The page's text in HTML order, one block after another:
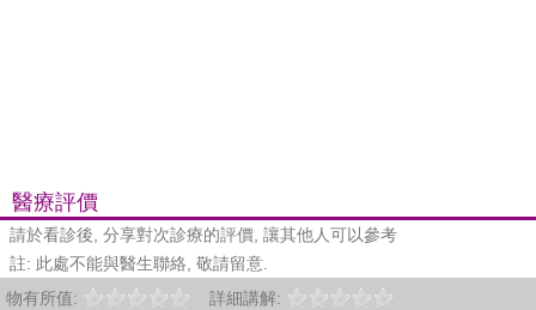
醫療評價
請於看診後, 分享對次診療的評價, 讓其他人可以參考
註: 此處不能與醫生聯絡, 敬請留意.
物有所值:
詳細講解: